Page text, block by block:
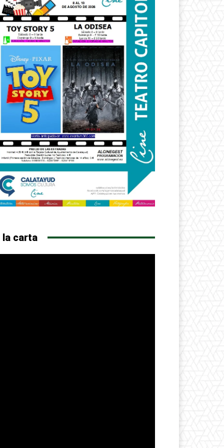
la carta